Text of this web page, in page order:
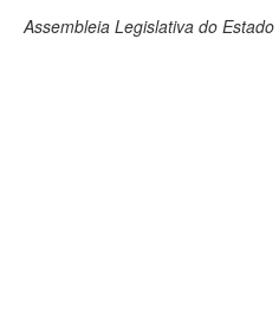
Assembleia Legislativa do